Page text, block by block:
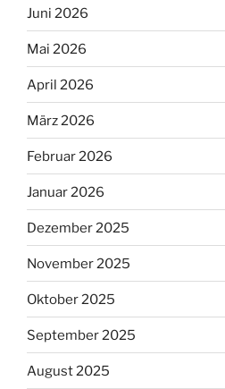
Juni 2026
Mai 2026
April 2026
März 2026
Februar 2026
Januar 2026
Dezember 2025
November 2025
Oktober 2025
September 2025
August 2025